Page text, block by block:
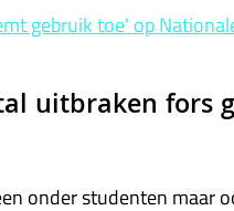
gebruik toe' op
uitbraken fors
onder studenten maar